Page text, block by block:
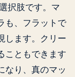
択肢です。マ
も、フラットで
します。クリー
こともできます
なり、真のマッ